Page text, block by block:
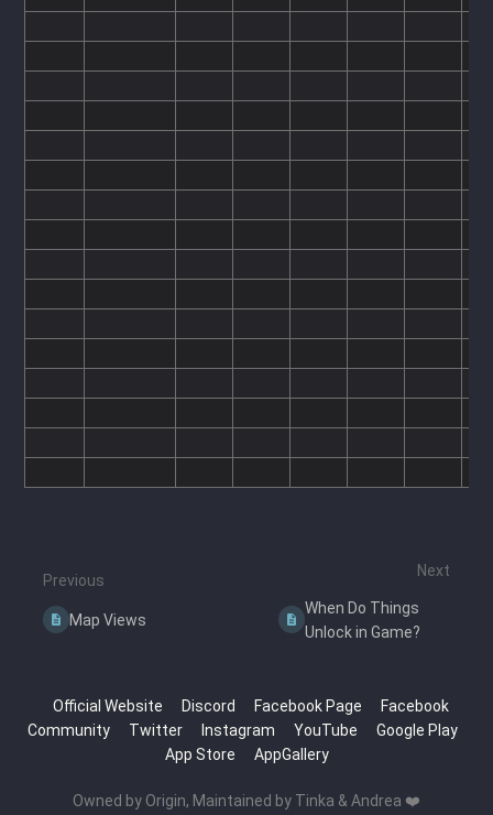
Previous
Map Views
Next
When Do Things
Unlock in Game?
Official Website Discord Facebook Page
Facebook
Community
Twitter Instagram YouTube
Google Play
App Store
AppGallery